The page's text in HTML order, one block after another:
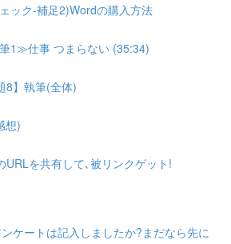
ック-補足2)Wordの購入方法
1≫仕事 つまらない (35:34)
8】執筆(全体)
想)
を共有して､被リンクゲット!
ケートは記入しましたか?まだなら先に